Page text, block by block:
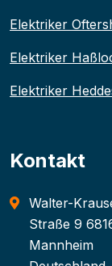
Elektriker
Elektriker
Elektriker
Kontakt
Walter-
Straße 9
Mannheim